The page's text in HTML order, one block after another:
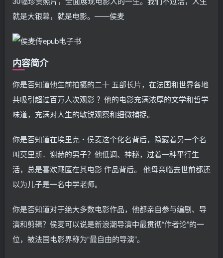
就是大银幕，就是电影。――侯麦
内容简介
你是否知道他生前拍摄的二十 五部长片，在法国和世界各地
共吸引超过百万人次观影 ？他的电影充满浓厚的文学和哲学
味道，充满对人生的敏锐观察和细微捕捉。
你是否知道在埃里克・侯麦这个化名背后，隐藏着另一个名
叫莫里斯．谢赫的男子？他低调、神秘，过着一种平行生
活，总是喜欢藏匿在其电影 作品背后。 他母亲临去世前都还
以为儿子是一名中学老师。
你是否知道对于绝大多数电影作品，他都亲自参与编剧、导
演和剪辑？侯麦可以说是新浪潮导演中最贯彻“作者论”的一
位，被法国电影界称为“最自由的导演”。